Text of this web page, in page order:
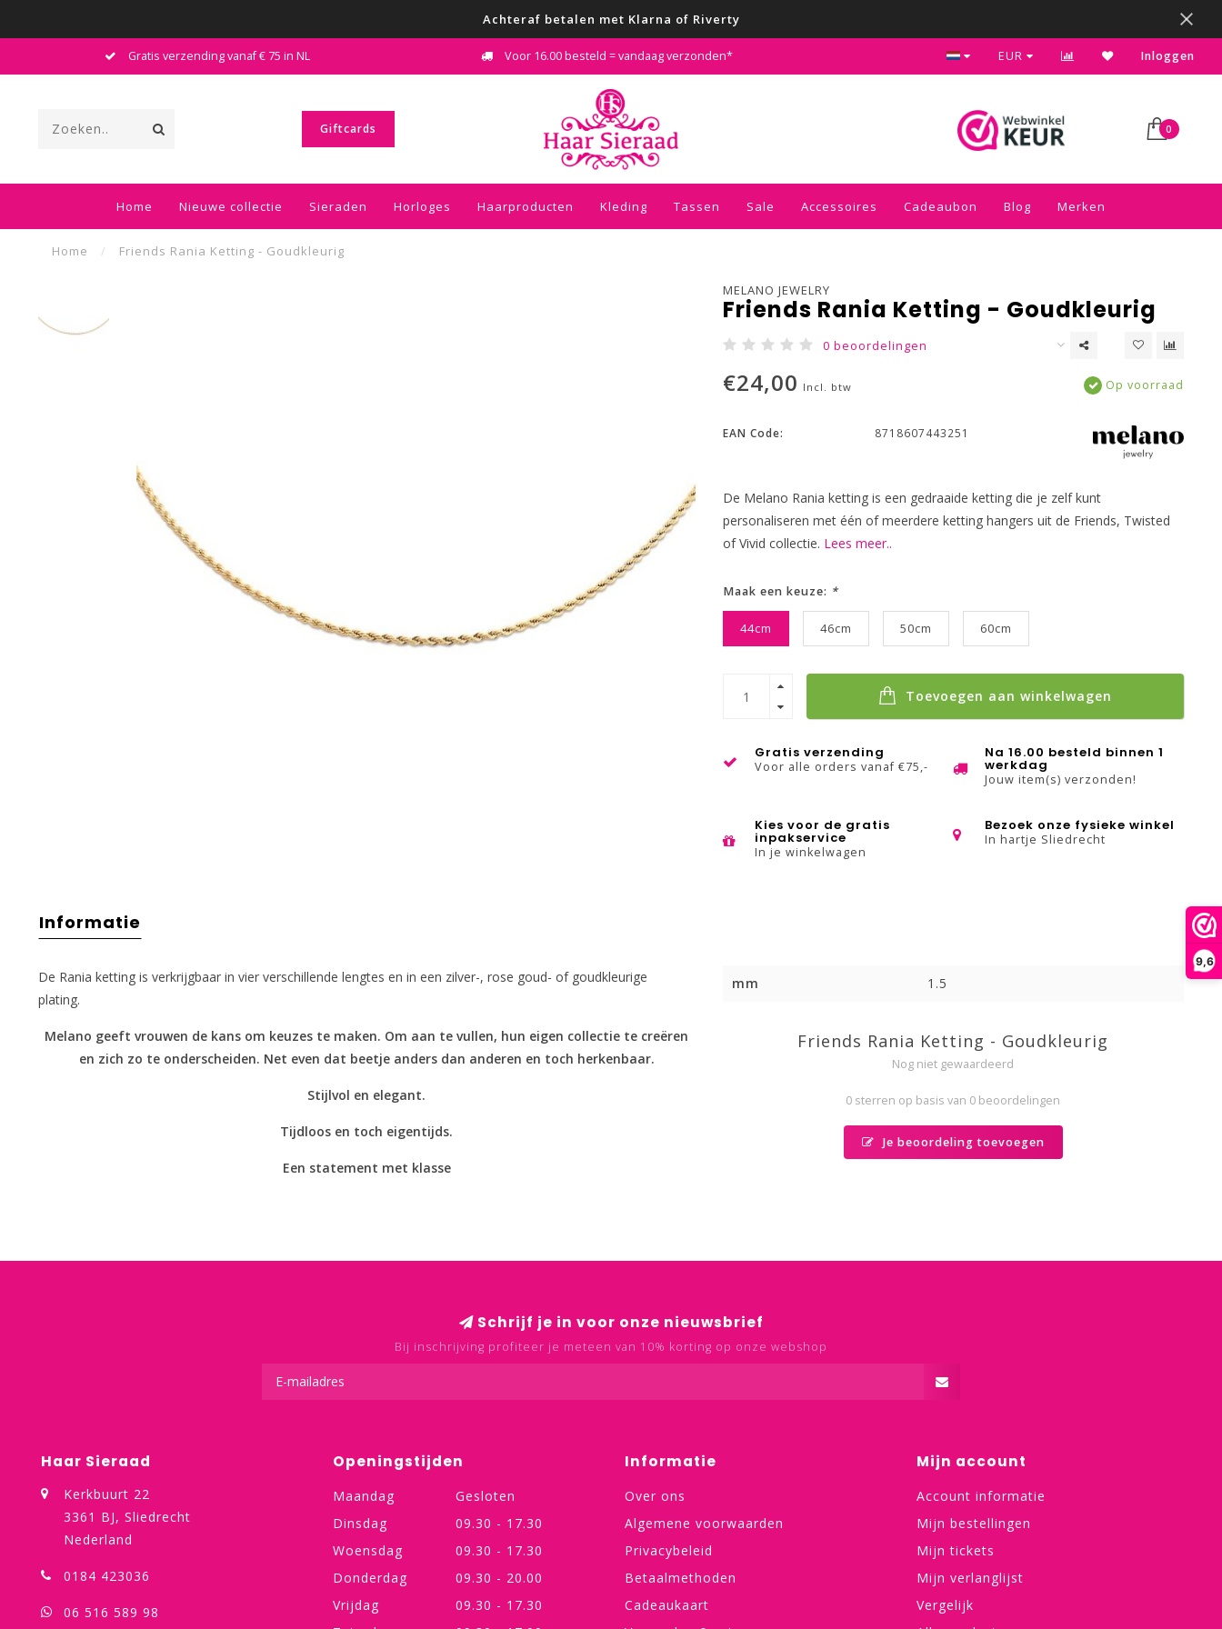
9,6
Achteraf betalen met Klarna of Riverty
Gratis verzending vanaf € 75 in NL Voor 16.00 besteld = vandaag verzonden* Kies voor de gratis inpakservice in je winkelwagen
EUR Inloggen
Giftcards 0
Home Nieuwe collectie Sieraden Horloges Haarproducten Kleding Tassen Sale Accessoires Cadeaubon Blog Merken
Home / Friends Rania Ketting - Goudkleurig
MELANO JEWELRY
Friends Rania Ketting - Goudkleurig
0 beoordelingen
€24,00 Incl. btw Op voorraad
EAN Code: 8718607443251
De Melano Rania ketting is een gedraaide ketting die je zelf kunt
personaliseren met één of meerdere ketting hangers uit de Friends, Twisted
of Vivid collectie. Lees meer..
Maak een keuze: *
44cm 46cm 50cm 60cm
Toevoegen aan winkelwagen
Gratis verzending
Voor alle orders vanaf €75,-
Na 16.00 besteld binnen 1
werkdag
Jouw item(s) verzonden!
Kies voor de gratis
inpakservice
In je winkelwagen
Bezoek onze fysieke winkel
In hartje Sliedrecht
Informatie
De Rania ketting is verkrijgbaar in vier verschillende lengtes en in een zilver-, rose goud- of goudkleurige
plating.
Melano geeft vrouwen de kans om keuzes te maken. Om aan te vullen, hun eigen collectie te creëren
en zich zo te onderscheiden. Net even dat beetje anders dan anderen en toch herkenbaar.
Stijlvol en elegant.
Tijdloos en toch eigentijds.
Een statement met klasse
mm 1.5
Friends Rania Ketting - Goudkleurig
Nog niet gewaardeerd
0 sterren op basis van 0 beoordelingen
Je beoordeling toevoegen
Schrijf je in voor onze nieuwsbrief
Bij inschrijving profiteer je meteen van 10% korting op onze webshop
Haar Sieraad
Kerkbuurt 22
3361 BJ, Sliedrecht
Nederland
0184 423036
06 516 589 98
Openingstijden
Maandag
Gesloten
Dinsdag
09.30 - 17.30
Woensdag
09.30 - 17.30
Donderdag
09.30 - 20.00
Vrijdag
09.30 - 17.30
Informatie
Over ons
Algemene voorwaarden
Privacybeleid
Betaalmethoden
Cadeaukaart
Mijn account
Account informatie
Mijn bestellingen
Mijn tickets
Mijn verlanglijst
Vergelijk